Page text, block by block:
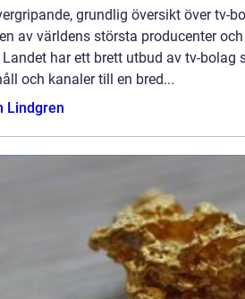
grundlig översikt över tv-
av världens största producenter
har ett brett utbud av tv-bolag
och kanaler till en bred...
Lindgren